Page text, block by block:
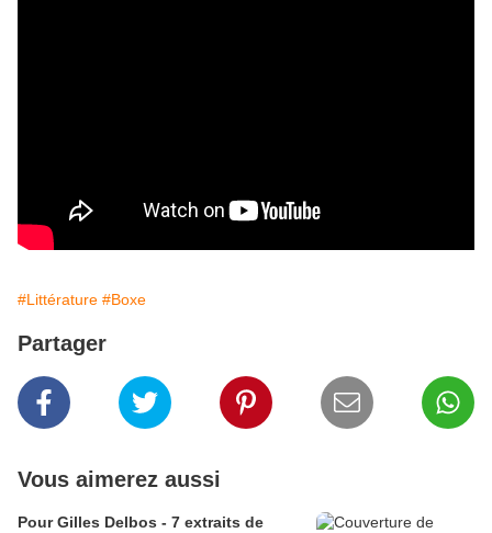
#Littérature #Boxe
Partager
Vous aimerez aussi
Pour Gilles Delbos - 7 extraits de